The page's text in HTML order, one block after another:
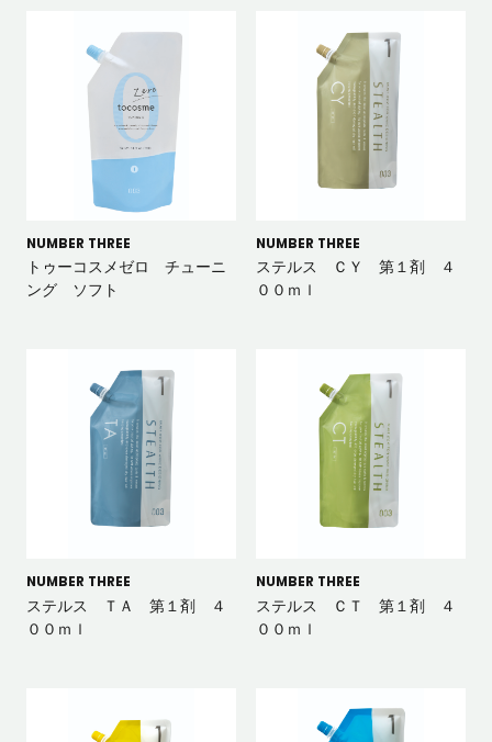
NUMBER THREE
トゥーコスメゼロ チューニ
ング ソフト
NUMBER THREE
ステルス ＣＹ 第１剤 ４
００ｍｌ
NUMBER THREE
ステルス ＴＡ 第１剤 ４
００ｍｌ
NUMBER THREE
ステルス ＣＴ 第１剤 ４
００ｍｌ